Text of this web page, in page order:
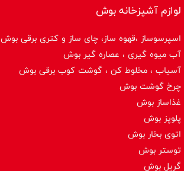
لوازم آشپزخانه بوش
اسپرسوساز ،قهوه ساز، چای ساز و کتری برقی بوش
آب میوه گیری ، عصاره گیر بوش
آسیاب ، مخلوط کن ، گوشت کوب برقی بوش
چرخ گوشت بوش
غذاساز بوش
پلوپز بوش
اتوی بخار بوش
توستر بوش
گریل بوش